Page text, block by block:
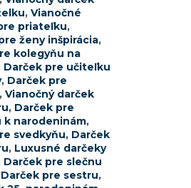
, Vianočné
priateľku,
ženy inšpirácia,
kolegyňu na
Darček pre učiteľku
, Darček pre
, Vianočný darček
, Darček pre
k narodeninám,
svedkyňu, Darček
, Luxusné darčeky
Darček pre slečnu
Darček pre sestru,